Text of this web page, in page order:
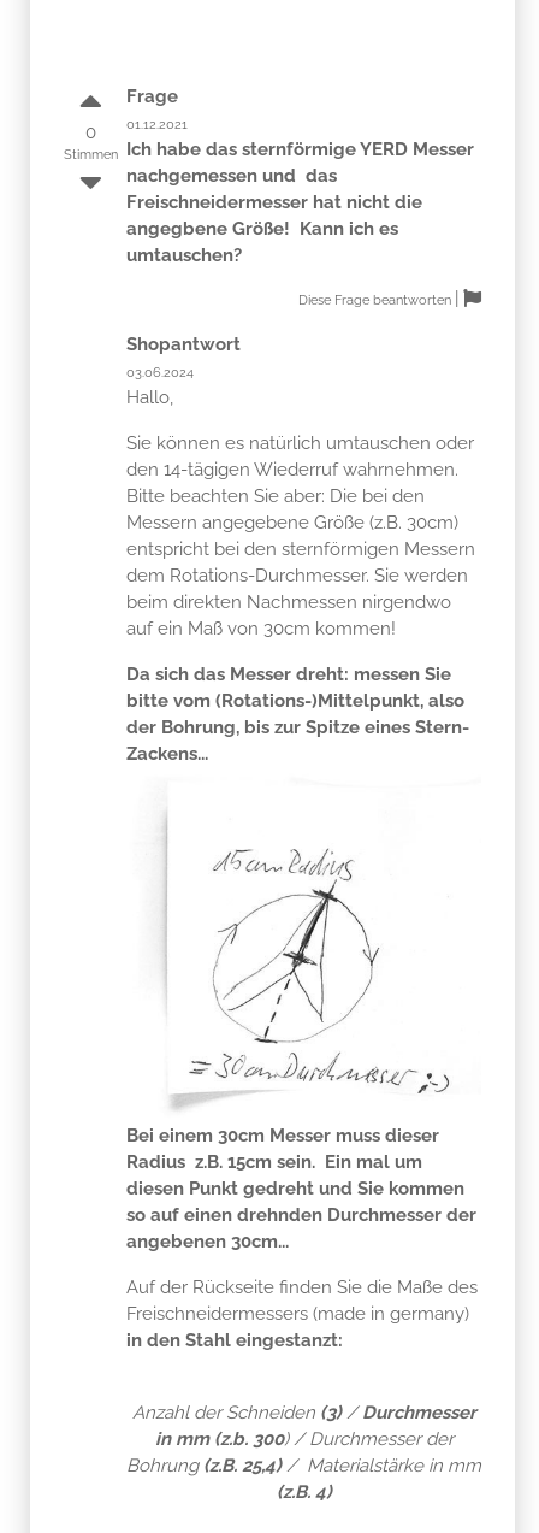
0
Stimmen
Frage
01.12.2021
Ich habe das sternförmige YERD Messer
nachgemessen und das
Freischneidermesser hat nicht die
angegbene Größe! Kann ich es
umtauschen?
Diese Frage beantworten
Shopantwort
03.06.2024
Hallo,
Sie können es natürlich umtauschen oder
den 14-tägigen Wiederruf wahrnehmen.
Bitte beachten Sie aber: Die bei den
Messern angegebene Größe (z.B. 30cm)
entspricht bei den sternförmigen Messern
dem Rotations-Durchmesser. Sie werden
beim direkten Nachmessen nirgendwo
auf ein Maß von 30cm kommen!
Da sich das Messer dreht: messen Sie
bitte vom (Rotations-)Mittelpunkt, also
der Bohrung, bis zur Spitze eines Stern-
Zackens...
Bei einem 30cm Messer muss dieser
Radius z.B. 15cm sein. Ein mal um
diesen Punkt gedreht und Sie kommen
so auf einen drehnden Durchmesser der
angebenen 30cm...
Auf der Rückseite finden Sie die Maße des
Freischneidermessers (made in germany)
in den Stahl eingestanzt:
Anzahl der Schneiden (3)/Durchmesser
in mm (z.b. 300) / Durchmesser der
Bohrung (z.B. 25,4)/ Materialstärke in mm
(z.B. 4)